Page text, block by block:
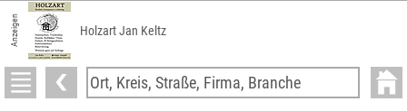
Anzeigen Holzart Jan Keltz